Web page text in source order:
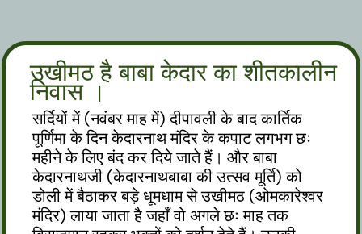
उखीमठ है बाबा केदार का शीतकालीन
निवास ।
सर्दियों में (नवंबर माह में) दीपावली के बाद कार्तिक
पूर्णिमा के दिन केदारनाथ मंदिर के कपाट लगभग छः
महीने के लिए बंद कर दिये जाते हैं। और बाबा
केदारनाथजी (केदारनाथबाबा की उत्सव मूर्ति) को
डोली में बैठाकर बड़े धूमधाम से उखीमठ (ओमकारेश्वर
मंदिर) लाया जाता है जहाँ वो अगले छः माह तक